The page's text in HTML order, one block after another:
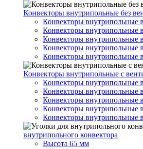
Конвекторы внутрипольные без
Конвекторы внутрипольные
Конвекторы внутрипольные
Конвекторы внутрипольные
Конвекторы внутрипольные
Конвекторы внутрипольные
Конвекторы внутрипольные с
Конвекторы внутрипольные
Конвекторы внутрипольные
Конвекторы внутрипольные
Конвекторы внутрипольные
Конвекторы внутрипольные
внутрипольного конвектора
Высота 65 мм